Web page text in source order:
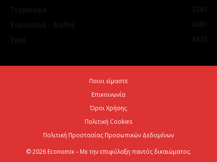
Ποιοι είμαστε
Επικοινωνία
Όροι Χρήσης
Πολιτική Cookies
Πολιτική Προστασίας Προσωπικών Δεδομένων
© 2026 Economix – Με την επιφύλαξη παντός δικαιώματος.